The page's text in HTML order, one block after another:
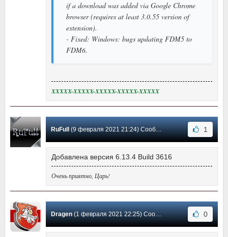
if a download was added via Google Chrome
browser (requires at least 3.0.55 version of
extension).
- Fixed: Windows: bugs updating FDM5 to
FDM6.
XXXXX-XXXXX-XXXXX-XXXXX-XXXXX
RuFull (9 февраля 2021 21:24) Сообщение #523 1
Добавлена версия 6.13.4 Build 3616
Очень приятно, Царь!
Dragen(1 февраля 2021 22:25) Сообщение #522 0